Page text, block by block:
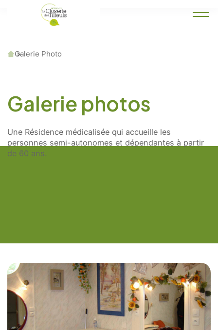
Accueil
Galerie Photo
Galerie photos
Une Résidence médicalisée qui accueille les
personnes semi-autonomes et dépendantes à partir
de 60 ans.